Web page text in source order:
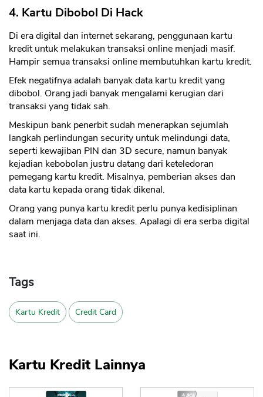
4. Kartu Dibobol Di Hack
Di era digital dan internet sekarang, penggunaan kartu
kredit untuk melakukan transaksi online menjadi masif.
Hampir semua transaksi online membutuhkan kartu kredit.
Efek negatifnya adalah banyak data kartu kredit yang
dibobol. Orang jadi banyak mengalami kerugian dari
transaksi yang tidak sah.
Meskipun bank penerbit sudah menerapkan sejumlah
langkah perlindungan security untuk melindungi data,
seperti kewajiban PIN dan 3D secure, namun banyak
kejadian kebobolan justru datang dari keteledoran
pemegang kartu kredit. Misalnya, pemberian akses dan
data kartu kepada orang tidak dikenal.
Orang yang punya kartu kredit perlu punya kedisiplinan
dalam menjaga data dan akses. Apalagi di era serba digital
saat ini.
Tags
Kartu Kredit Credit Card
Kartu Kredit Lainnya